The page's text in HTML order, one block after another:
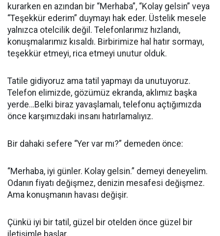
kurarken en azından bir “Merhaba”, “Kolay gelsin” veya
“Teşekkür ederim” duymayı hak eder. Üstelik mesele
yalnızca otelcilik değil. Telefonlarımız hızlandı,
konuşmalarımız kısaldı. Birbirimize hal hatır sormayı,
teşekkür etmeyi, rica etmeyi unutur olduk.
Tatile gidiyoruz ama tatil yapmayı da unutuyoruz.
Telefon elimizde, gözümüz ekranda, aklımız başka
yerde…Belki biraz yavaşlamalı, telefonu açtığımızda
önce karşımızdaki insanı hatırlamalıyız.
Bir dahaki sefere “Yer var mı?” demeden önce:
“Merhaba, iyi günler. Kolay gelsin.” demeyi deneyelim.
Odanın fiyatı değişmez, denizin mesafesi değişmez.
Ama konuşmanın havası değişir.
Çünkü iyi bir tatil, güzel bir otelden önce güzel bir
iletişimle başlar.